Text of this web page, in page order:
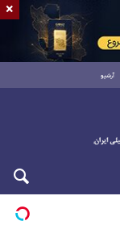
آرشیو
×